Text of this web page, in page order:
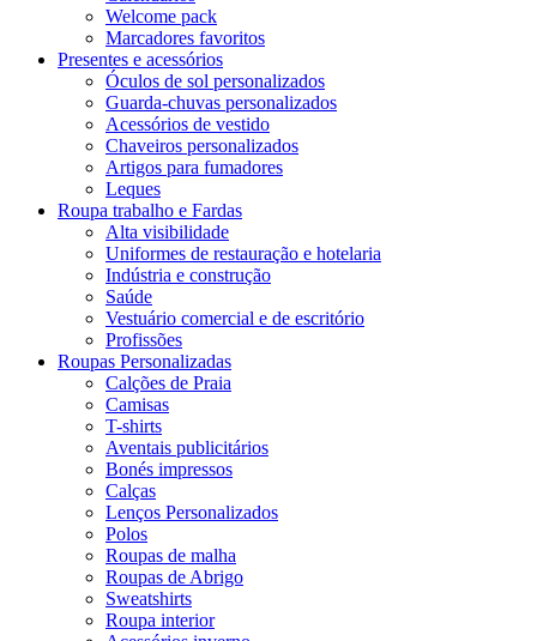
Welcome pack
Marcadores favoritos
Presentes e acessórios
Óculos de sol personalizados
Guarda-chuvas personalizados
Acessórios de vestido
Chaveiros personalizados
Artigos para fumadores
Leques
Roupa trabalho e Fardas
Alta visibilidade
Uniformes de restauração e hotelaria
Indústria e construção
Saúde
Vestuário comercial e de escritório
Profissões
Roupas Personalizadas
Calções de Praia
Camisas
T-shirts
Aventais publicitários
Bonés impressos
Calças
Lenços Personalizados
Polos
Roupas de malha
Roupas de Abrigo
Sweatshirts
Roupa interior